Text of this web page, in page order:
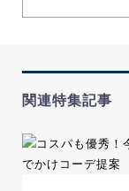
関連特集記事